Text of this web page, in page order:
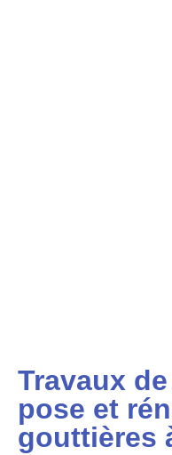
Travaux
pose et
gouttières